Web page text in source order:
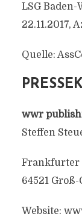
LSG
22.11.2017,
Quelle:
wwr
Steffen
Frankfurter
64521
Website: